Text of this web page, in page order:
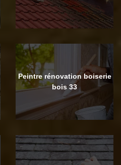
Peintre rénovation boiserie
bois 33